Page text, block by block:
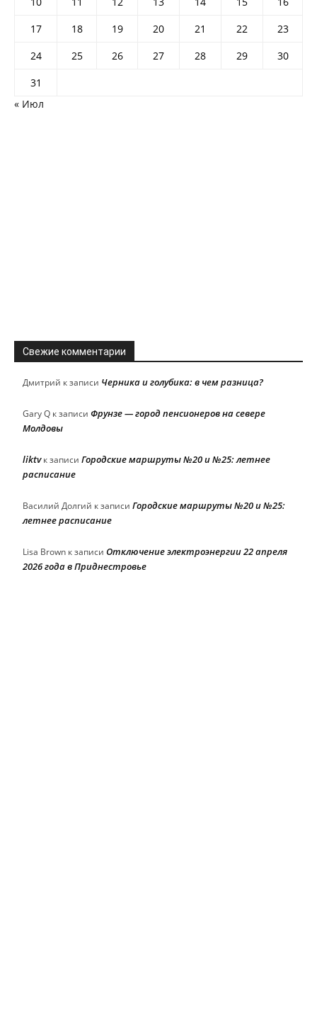
17
18 19 20 21 22
23
24
25 26 27 28 29
30
31
« Июл
Свежие комментарии
Дмитрий к записи Черника и голубика: в чем разница?
Gary Q к записи Фрунзе — город пенсионеров на севере
Молдовы
liktvк записи Городские маршруты №20 и №25: летнее
расписание
Василий Долгий к записи Городские маршруты №20 и №25:
летнее расписание
Lisa Brown к записи Отключение электроэнергии 22 апреля
2026 года в Приднестровье